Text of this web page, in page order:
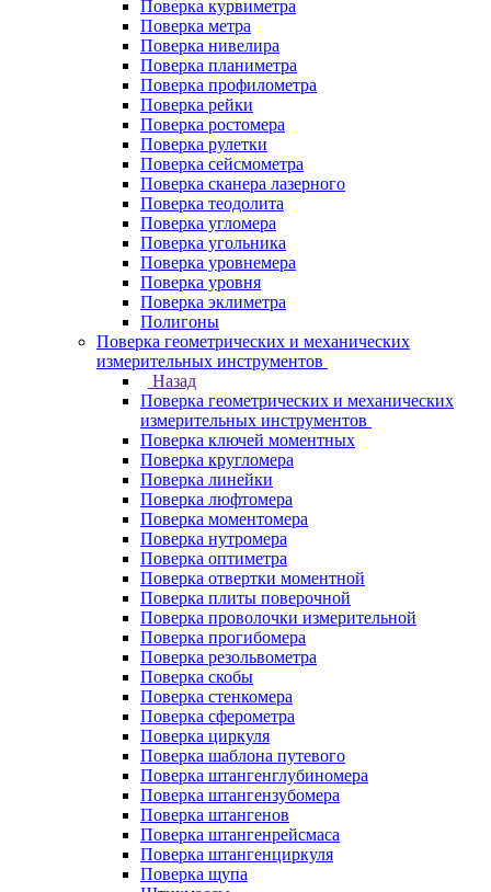
Поверка курвиметра
Поверка метра
Поверка нивелира
Поверка планиметра
Поверка профилометра
Поверка рейки
Поверка ростомера
Поверка рулетки
Поверка сейсмометра
Поверка сканера лазерного
Поверка теодолита
Поверка угломера
Поверка угольника
Поверка уровнемера
Поверка уровня
Поверка эклиметра
Полигоны
Поверка геометрических и механических
измерительных инструментов
Назад
Поверка геометрических и механических
измерительных инструментов
Поверка ключей моментных
Поверка кругломера
Поверка линейки
Поверка люфтомера
Поверка моментомера
Поверка нутромера
Поверка оптиметра
Поверка отвертки моментной
Поверка плиты поверочной
Поверка проволочки измерительной
Поверка прогибомера
Поверка резольвометра
Поверка скобы
Поверка стенкомера
Поверка сферометра
Поверка циркуля
Поверка шаблона путевого
Поверка штангенглубиномера
Поверка штангензубомера
Поверка штангенов
Поверка штангенрейсмаса
Поверка штангенциркуля
Поверка щупа